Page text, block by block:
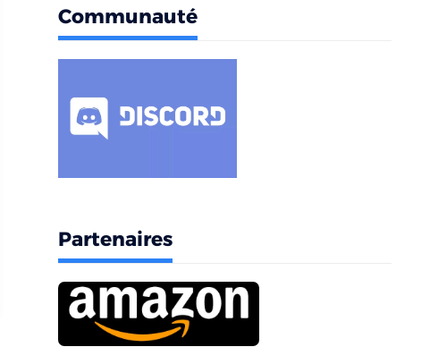
Communauté
Partenaires